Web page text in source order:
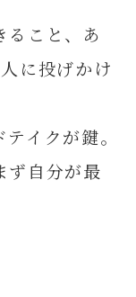
こと、あ
に投げかけ
イクが鍵。
ず自分が最